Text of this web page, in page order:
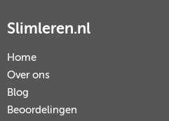
Slimleren.nl
Home
Over ons
Blog
Beoordelingen